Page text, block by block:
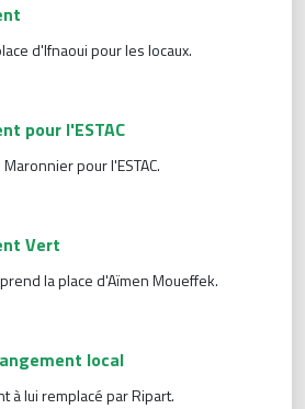
d'Ifnaoui pour les locaux.
pour l'ESTAC
pour l'ESTAC.
Vert
la place d'Aïmen Moueffek.
local
à lui remplacé par Ripart.